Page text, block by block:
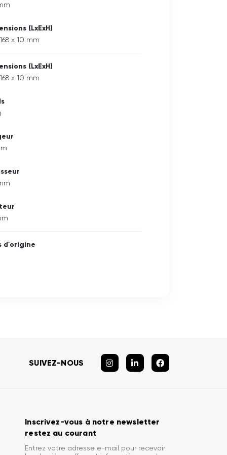
(LxExH)
x 10 mm
(LxExH)
x 10 mm
d'origine
SUIVEZ-NOUS
Inscrivez-vous à notre newsletter
restez au courant
Entrez votre adresse e-mail pour recevoir